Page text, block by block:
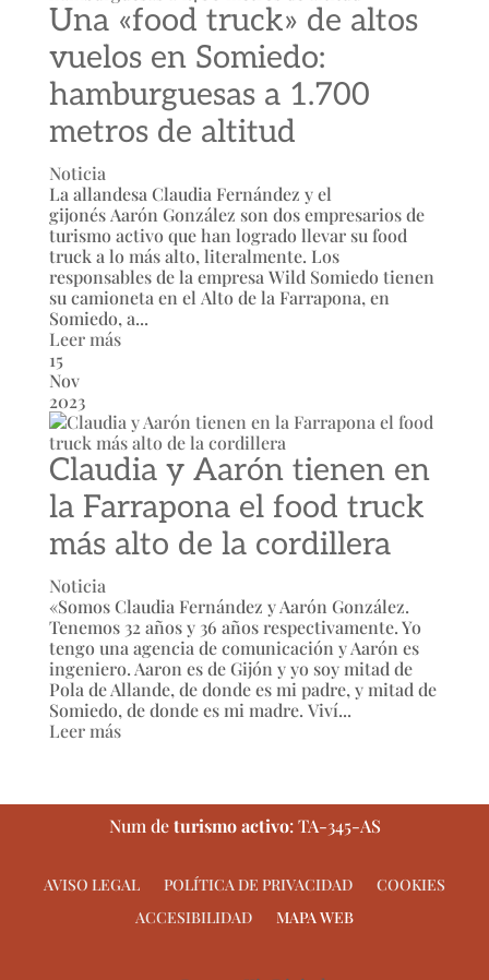
Una «food truck» de altos
vuelos en Somiedo:
hamburguesas a 1.700
metros de altitud
Noticia
La allandesa Claudia Fernández y el
gijonés Aarón González son dos empresarios de
turismo activo que han logrado llevar su food
truck a lo más alto, literalmente. Los
responsables de la empresa Wild Somiedo tienen
su camioneta en el Alto de la Farrapona, en
Somiedo, a...
Leer más
15
Nov
2023
Claudia y Aarón tienen en
la Farrapona el food truck
más alto de la cordillera
Noticia
«Somos Claudia Fernández y Aarón González.
Tenemos 32 años y 36 años respectivamente. Yo
tengo una agencia de comunicación y Aarón es
ingeniero. Aaron es de Gijón y yo soy mitad de
Pola de Allande, de donde es mi padre, y mitad de
Somiedo, de donde es mi madre. Viví...
Leer más
Num deturismo activo: TA-345-AS
AVISO LEGAL POLÍTICA DE PRIVACIDAD
COOKIES
ACCESIBILIDAD
MAPA WEB